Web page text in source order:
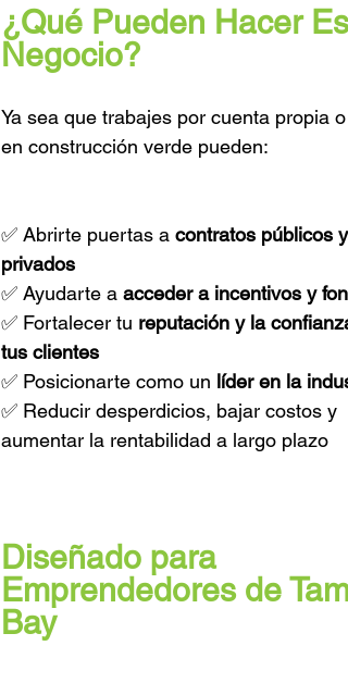
¿Qué Pueden Hacer
Negocio?
Ya sea que trabajes por cuenta propia
en construcción verde pueden:
✅ Abrirte puertas a contratos públicos y
privados
✅ Ayudarte a acceder a incentivos y
✅ Fortalecer tu reputación y la
tus clientes
✅ Posicionarte como un líder en la
✅ Reducir desperdicios, bajar costos y
aumentar la rentabilidad a largo plazo
Diseñado para
Emprendedores de
Bay